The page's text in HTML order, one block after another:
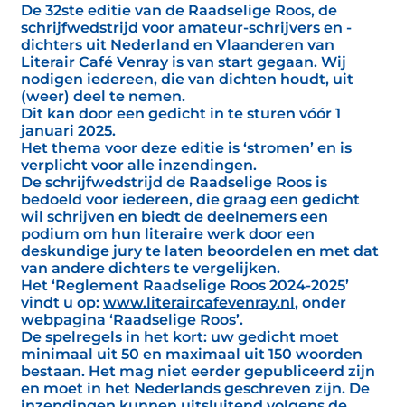
De 32ste editie van de Raadselige Roos, de
schrijfwedstrijd voor amateur-schrijvers en -
dichters uit Nederland en Vlaanderen van
Literair Café Venray is van start gegaan. Wij
nodigen iedereen, die van dichten houdt, uit
(weer) deel te nemen.
Dit kan door een gedicht in te sturen vóór 1
januari 2025.
Het thema voor deze editie is ‘stromen’ en is
verplicht voor alle inzendingen.
De schrijfwedstrijd de Raadselige Roos is
bedoeld voor iedereen, die graag een gedicht
wil schrijven en biedt de deelnemers een
podium om hun literaire werk door een
deskundige jury te laten beoordelen en met dat
van andere dichters te vergelijken.
Het ‘Reglement Raadselige Roos 2024-2025’
vindt u op: www.literaircafevenray.nl, onder
webpagina ‘Raadselige Roos’.
De spelregels in het kort: uw gedicht moet
minimaal uit 50 en maximaal uit 150 woorden
bestaan. Het mag niet eerder gepubliceerd zijn
en moet in het Nederlands geschreven zijn. De